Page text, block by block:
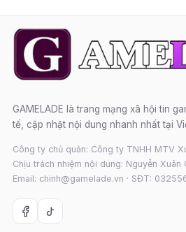
GAMELADE là trang mạng xã hội tin
tế, cập nhật nội dung nhanh nhất tại
Công ty chủ quản: Công ty TNHH MTV
Chịu trách nhiệm nội dung: Nguyễn Xuân
Email: chinh@gamelade.vn · SĐT: